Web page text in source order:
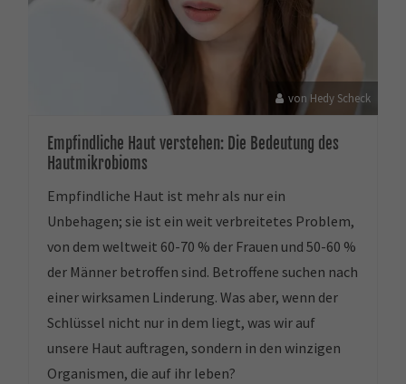
von Hedy Scheck
Empfindliche Haut verstehen: Die Bedeutung des
Hautmikrobioms
Empfindliche Haut ist mehr als nur ein
Unbehagen; sie ist ein weit verbreitetes Problem,
von dem weltweit 60-70 % der Frauen und 50-60 %
der Männer betroffen sind. Betroffene suchen nach
einer wirksamen Linderung. Was aber, wenn der
Schlüssel nicht nur in dem liegt, was wir auf
unsere Haut auftragen, sondern in den winzigen
Organismen, die auf ihr leben?